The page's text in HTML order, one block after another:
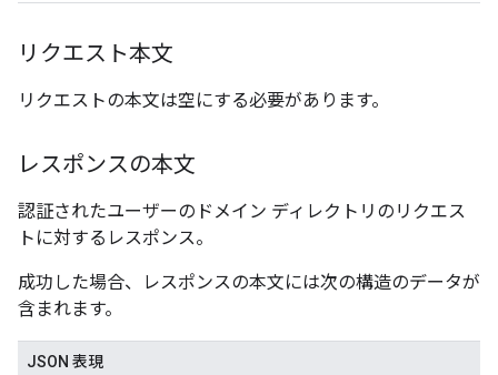
リクエスト本文
リクエストの本文は空にする必要があります。
レスポンスの本文
認証されたユーザーのドメイン ディレクトリのリクエス
トに対するレスポンス。
成功した場合、レスポンスの本文には次の構造のデータが
含まれます。
JSON 表現